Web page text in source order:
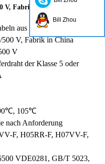
V, Fabrik in China
aus Kupfer oder CCA,
500 V, Fabrik in China
V
der Klasse 5 oder
90℃, 105℃
nach Anforderung
F, H05RR-F, H07VV-F,
VDE0281, GB/T 5023,
Bill Zhou